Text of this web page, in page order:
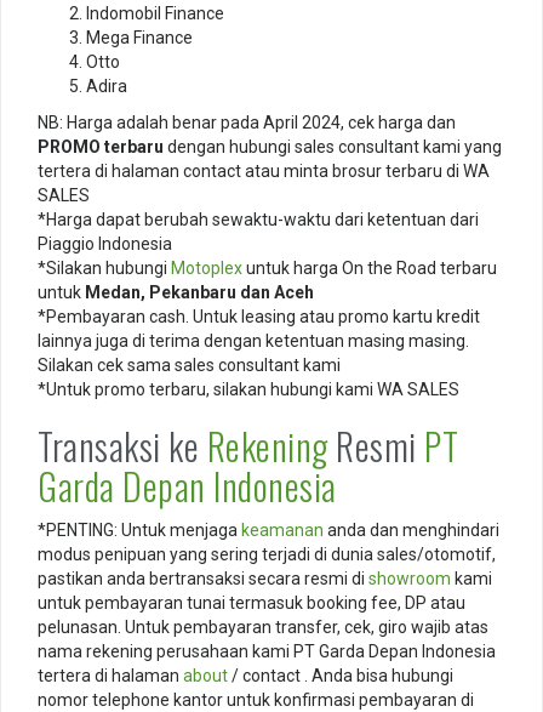
Indomobil Finance
Mega Finance
Otto
Adira
NB: Harga adalah benar pada April 2024, cek harga dan
PROMO terbaru dengan hubungi sales consultant kami yang
tertera di halaman contact atau minta brosur terbaru di WA
SALES
*Harga dapat berubah sewaktu-waktu dari ketentuan dari
Piaggio Indonesia
*Silakan hubungi Motoplexuntuk harga On the Road terbaru
untuk Medan, Pekanbaru dan Aceh
*Pembayaran cash. Untuk leasing atau promo kartu kredit
lainnya juga di terima dengan ketentuan masing masing.
Silakan cek sama sales consultant kami
*Untuk promo terbaru, silakan hubungi kami WA SALES
Transaksi ke RekeningResmi PT
Garda Depan Indonesia
*PENTING: Untuk menjaga keamanan anda dan menghindari
modus penipuan yang sering terjadi di dunia sales/otomotif,
pastikan anda bertransaksi secara resmi di showroom kami
untuk pembayaran tunai termasuk booking fee, DP atau
pelunasan. Untuk pembayaran transfer, cek, giro wajib atas
nama rekening perusahaan kami PT Garda Depan Indonesia
tertera di halaman about/ contact . Anda bisa hubungi
nomor telephone kantor untuk konfirmasi pembayaran di